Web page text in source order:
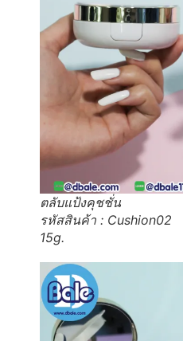
ตลับแป้งคุชชั่น
รหัสสินค้า : Cushion02
15g.